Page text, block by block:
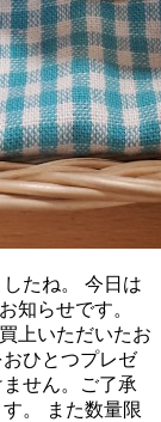
たね。 今日は
知らせです。
上いただいたお
ひとつプレゼ
せん。ご了承
。 また数量限